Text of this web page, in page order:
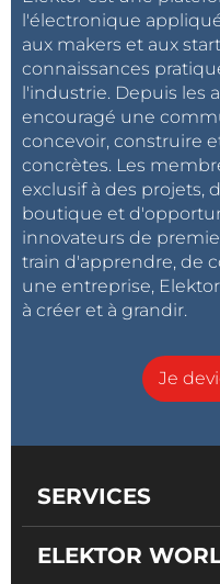
l'électronique
aux makers et aux
connaissances
l'industrie. Depuis les
encouragé une
concevoir, construire
concrètes. Les
exclusif à des projets,
boutique et
innovateurs de
train d'apprendre, de
une entreprise,
à créer et à grandir.
Je
SERVICES
ELEKTOR